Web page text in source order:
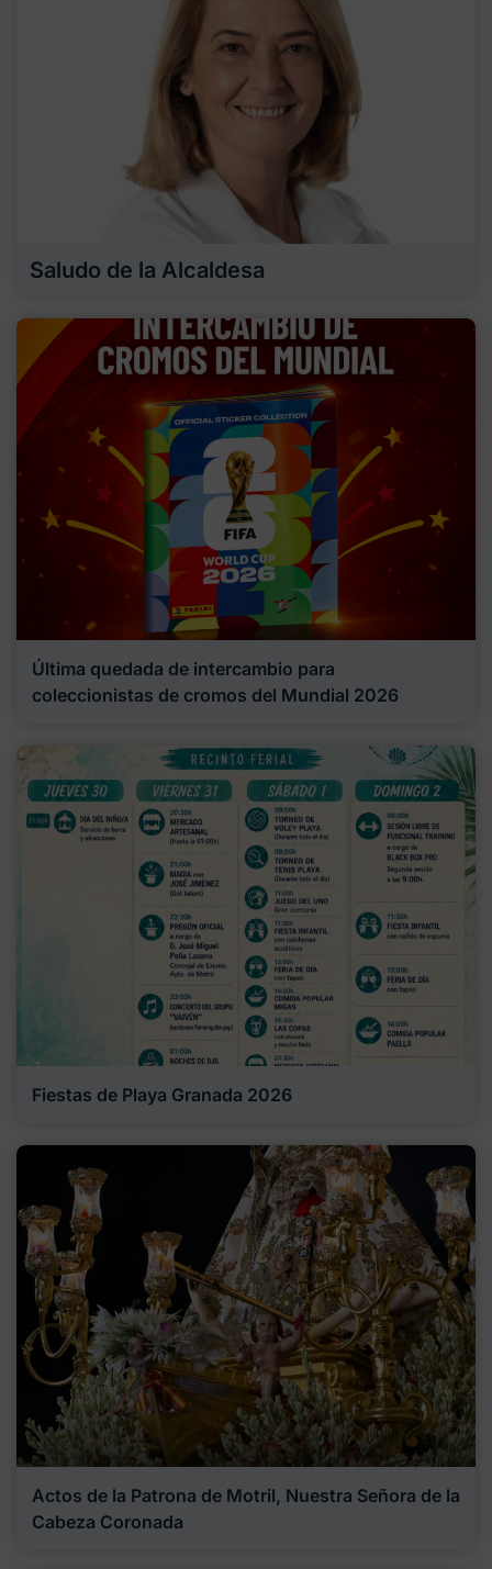
Saludo de la Alcaldesa
Última quedada de intercambio para
coleccionistas de cromos del Mundial 2026
Fiestas de Playa Granada 2026
Actos de la Patrona de Motril, Nuestra Señora de la
Cabeza Coronada